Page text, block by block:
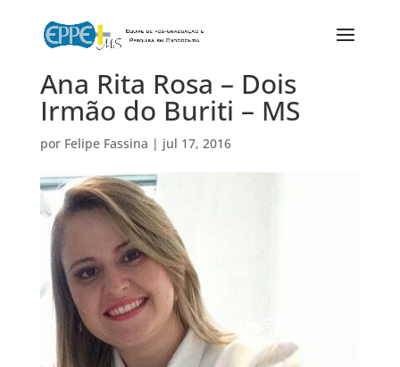
Ana Rita Rosa – Dois
Irmão do Buriti – MS
por Felipe Fassina | jul 17, 2016